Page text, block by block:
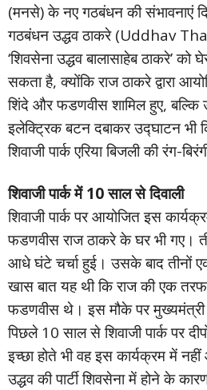
(मनसे) के नए गठबंधन की संभावनाएं
गठबंधन उद्धव ठाकरे (Uddhav
‘शिवसेना उद्धव बालासाहेब ठाकरे’ को
सकता है, क्योंकि राज ठाकरे द्वारा
शिंदे और फडणवीस शामिल हुए, बल्कि
इलेक्ट्रिक बटन दबाकर उद्घाटन भी
शिवाजी पार्क एरिया बिजली की रंग-
शिवाजी पार्क में 10 साल से दिवाली
शिवाजी पार्क पर आयोजित इस
फडणवीस राज ठाकरे के घर भी गए।
आधे घंटे चर्चा हुई। उसके बाद तीनों
खास बात यह थी कि राज की एक
फडणवीस थे। इस मौके पर मुख्यमंत्री
पिछले 10 साल से शिवाजी पार्क पर
इच्छा होते भी वह इस कार्यक्रम में
उद्धव की पार्टी शिवसेना में होने के